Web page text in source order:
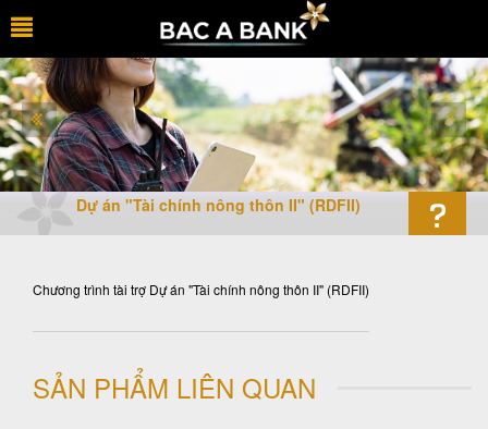
Dự án "Tài chính nông thôn II" (RDFII)
Chương trình tài trợ Dự án "Tài chính nông thôn II" (RDFII)
SẢN PHẨM LIÊN QUAN